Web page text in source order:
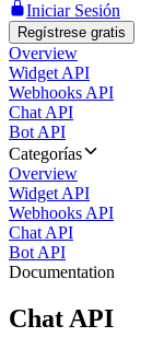
Iniciar Sesión
Regístrese gratis
Overview
Widget API
Webhooks API
Chat API
Bot API
Categorías
Overview
Widget API
Webhooks API
Chat API
Bot API
Documentation
Chat API